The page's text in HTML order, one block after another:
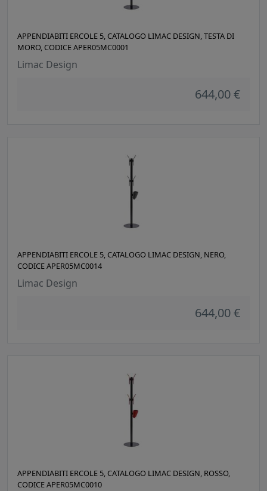
APPENDIABITI ERCOLE 5, CATALOGO LIMAC DESIGN, TESTA DI
MORO, CODICE APER05MC0001
Limac Design
644,00 €
APPENDIABITI ERCOLE 5, CATALOGO LIMAC DESIGN, NERO,
CODICE APER05MC0014
Limac Design
644,00 €
APPENDIABITI ERCOLE 5, CATALOGO LIMAC DESIGN, ROSSO,
CODICE APER05MC0010